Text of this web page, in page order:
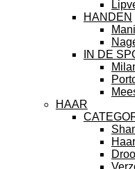
HANDEN
IN DE
HAAR